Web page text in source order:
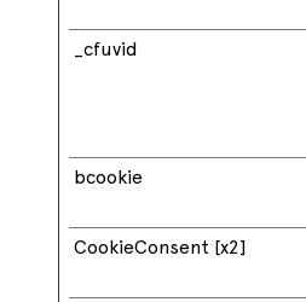
_cfuvid
bcookie
CookieConsent [x2]